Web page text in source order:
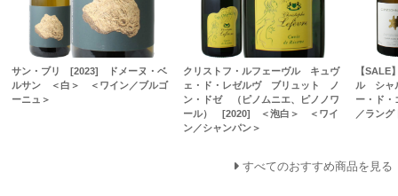
サン・ブリ [2023] ドメーヌ・ベ
ルサン ＜白＞ ＜ワイン／ブルゴ
ーニュ＞
クリストフ・ルフェーヴル キュヴ
ェ・ド・レゼルヴ ブリュット ノ
ン・ドゼ （ピノムニエ、ピノノワ
ール） [2020] ＜泡白＞ ＜ワイ
ン／シャンパン＞
【SALE
ル シャ
ー・ド
／ラン
すべてのおすすめ商品を見る